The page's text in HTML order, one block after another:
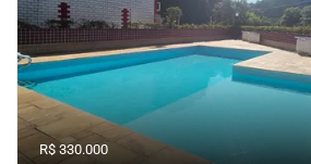
R$ 330.000